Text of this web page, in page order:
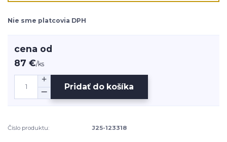
Nie sme platcovia DPH
cena od
87 €/ks
Pridať do košíka
Číslo produktu: J25-123318